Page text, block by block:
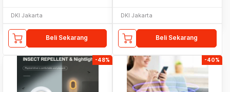
DKI Jakarta
Beli Sekarang
DKI Jakarta
Beli Sekarang
-48% -40%